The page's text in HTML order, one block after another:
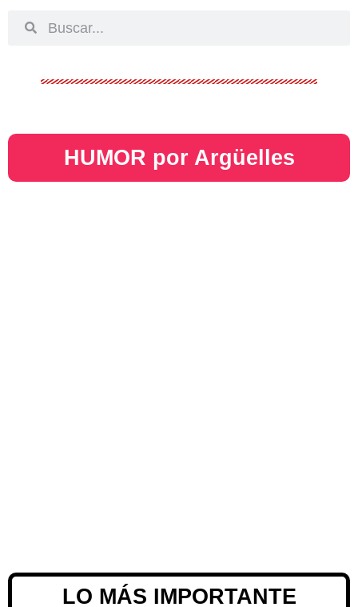
HUMOR por Argüelles​
LO MÁS IMPORTANTE